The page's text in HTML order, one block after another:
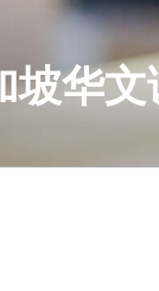
华